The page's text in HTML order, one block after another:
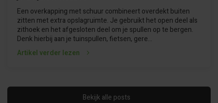
Een overkapping met schuur combineert overdekt buiten
zitten met extra opslagruimte. Je gebruikt het open deel als
zithoek en het afgesloten deel om je spullen op te bergen.
Denk hierbij aan je tuinspullen, fietsen, gere...
Artikel verder lezen
Bekijk alle posts